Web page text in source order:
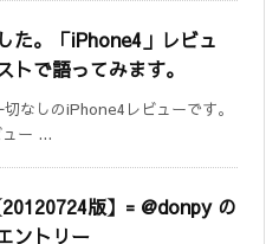
た。「iPhone4」レビュ
トで語ってみます。
なしのiPhone4レビューです。
ュー ...
版】= @donpy の
ントリー